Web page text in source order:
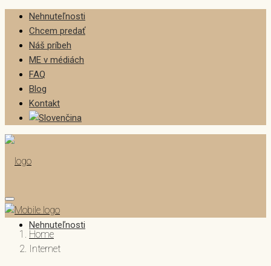
Nehnuteľnosti
Chcem predať
Náš príbeh
ME v médiách
FAQ
Blog
Kontakt
Nehnuteľnosti
Home
Internet